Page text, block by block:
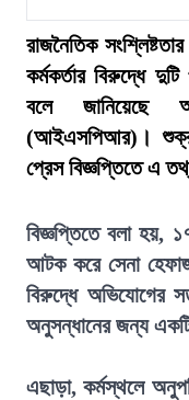
রাজনৈতিক
কর্মকর্তার বিরুদ্ধে
বলে জানিয়েছে
(আইএসপিআর)।
প্রেস বিজ্ঞপ্তিতে এ
বিজ্ঞপ্তিতে বলা হয়,
আটক করে সেনা
বিরুদ্ধে অভিযোগের
অনুসন্ধানের জন্য
এছাড়া, কর্মস্থলে